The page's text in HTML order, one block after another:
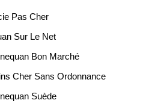
Pas Cher
Sur Le Net
Bon Marché
Cher Sans Ordonnance
Suède